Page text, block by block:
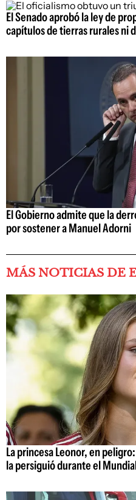
El Senado aprobó la ley de
capítulos de tierras rurales ni
El Gobierno admite que la
por sostener a Manuel Adorni
MÁS NOTICIAS DE
La princesa Leonor, en
la persiguió durante el